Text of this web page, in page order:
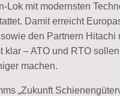
Lok mit modernsten
Damit erreicht
den Partnern
– ATO und RTO
machen.
„Zukunft